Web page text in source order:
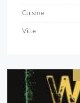
Cuisine
Ville